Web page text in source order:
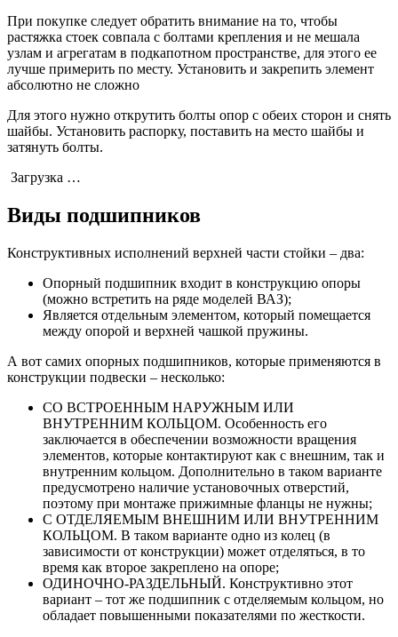
При покупке следует обратить внимание на то, чтобы
растяжка стоек совпала с болтами крепления и не мешала
узлам и агрегатам в подкапотном пространстве, для этого ее
лучше примерить по месту. Установить и закрепить элемент
абсолютно не сложно
Для этого нужно открутить болты опор с обеих сторон и снять
шайбы. Установить распорку, поставить на место шайбы и
затянуть болты.
Загрузка …
Виды подшипников
Конструктивных исполнений верхней части стойки – два:
Опорный подшипник входит в конструкцию опоры
(можно встретить на ряде моделей ВАЗ);
Является отдельным элементом, который помещается
между опорой и верхней чашкой пружины.
А вот самих опорных подшипников, которые применяются в
конструкции подвески – несколько:
СО ВСТРОЕННЫМ НАРУЖНЫМ ИЛИ
ВНУТРЕННИМ КОЛЬЦОМ. Особенность его
заключается в обеспечении возможности вращения
элементов, которые контактируют как с внешним, так и
внутренним кольцом. Дополнительно в таком варианте
предусмотрено наличие установочных отверстий,
поэтому при монтаже прижимные фланцы не нужны;
С ОТДЕЛЯЕМЫМ ВНЕШНИМ ИЛИ ВНУТРЕННИМ
КОЛЬЦОМ. В таком варианте одно из колец (в
зависимости от конструкции) может отделяться, в то
время как второе закреплено на опоре;
ОДИНОЧНО-РАЗДЕЛЬНЫЙ. Конструктивно этот
вариант – тот же подшипник с отделяемым кольцом, но
обладает повышенными показателями по жесткости.